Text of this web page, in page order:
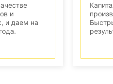
и
и даем на